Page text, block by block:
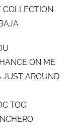
COLLECTION
ON ME
JUST AROUND
TOC